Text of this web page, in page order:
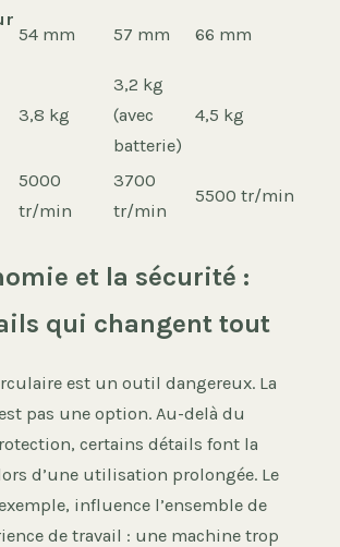
54 mm 57 mm 66 mm
3,8 kg
3,2 kg
(avec
batterie)
4,5 kg
5000
tr/min
3700
tr/min
5500 tr/min
et la sécurité :
qui changent tout
est un outil dangereux. La
pas une option. Au-delà du
certains détails font la
d’une utilisation prolongée. Le
influence l’ensemble de
de travail : une machine trop